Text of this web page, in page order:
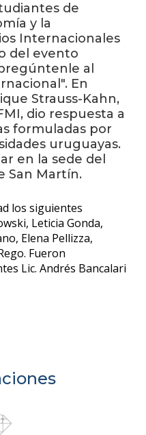
Blog
de
y la
Internacionales
del evento
al
En
Strauss-Kahn,
dio respuesta a
formuladas por
uruguayas.
en la sede del
San Martín.
los siguientes
Leticia Gonda,
Elena Pellizza,
Fueron
Lic. Andrés Bancalari